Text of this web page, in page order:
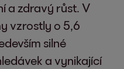
a zdravý růst. V
vzrostly o 5,6
silné
a vynikající